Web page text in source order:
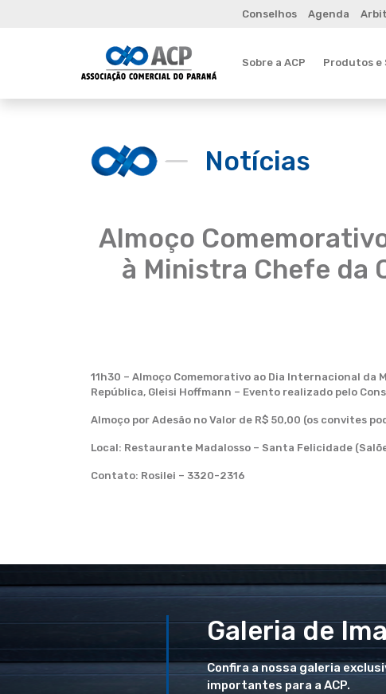
Conselhos Agenda
Sobre a ACP Produtos e
Notícias
Almoço
à Ministra Chefe da
11h30 – Almoço Comemorativo ao Dia Internacional
República, Gleisi Hoffmann – Evento realizado pelo
Almoço por Adesão no Valor de R$ 50,00 (os convites
Local: Restaurante Madalosso – Santa Felicidade
Contato: Rosilei – 3320-2316
Galeria de
Confira a nossa galeria
importantes para a ACP.